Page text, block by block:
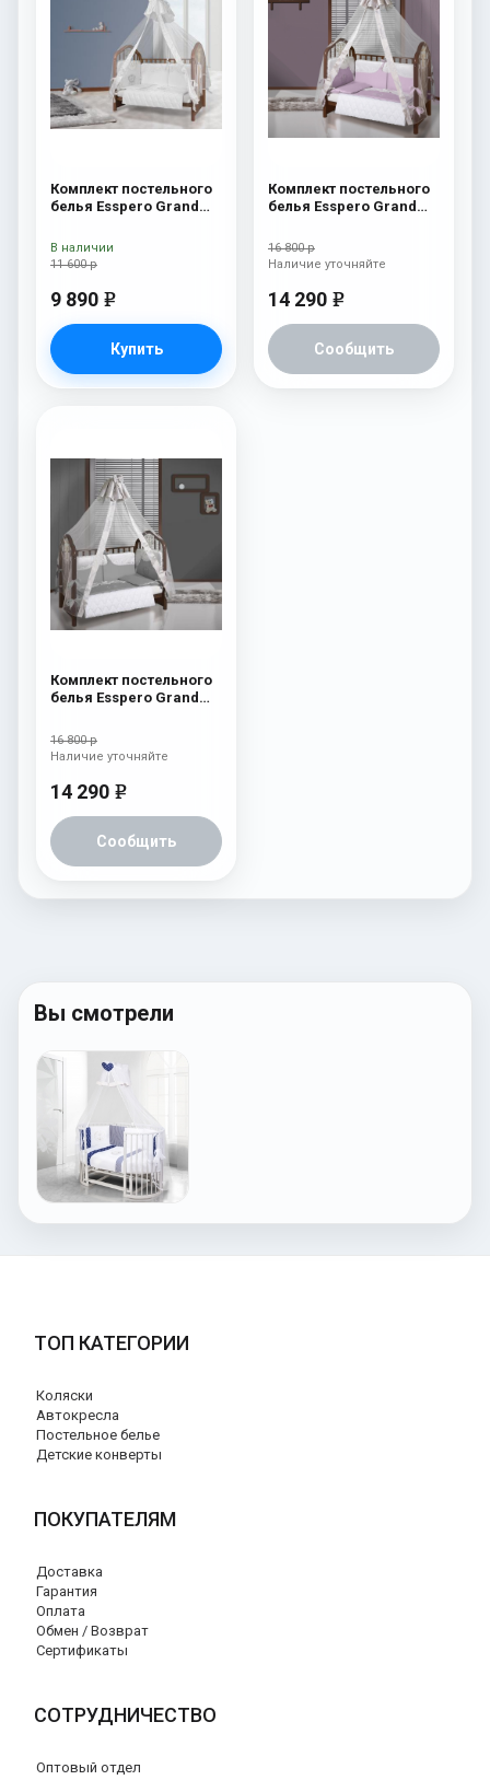
Комплект постельного
белья Esspero Grand
11 600 р
9 890 e
Купить
В наличии
Комплект постельного
белья Esspero Grand
16 800 р
14 290 e
Сообщить
Наличие уточняйте
Комплект постельного
белья Esspero Grand
16 800 р
14 290 e
Сообщить
Наличие уточняйте
Вы смотрели
ТОП КАТЕГОРИИ
Коляски
Автокресла
Постельное белье
Детские конверты
ПОКУПАТЕЛЯМ
Доставка
Гарантия
Оплата
Обмен / Возврат
Сертификаты
СОТРУДНИЧЕСТВО
Оптовый отдел